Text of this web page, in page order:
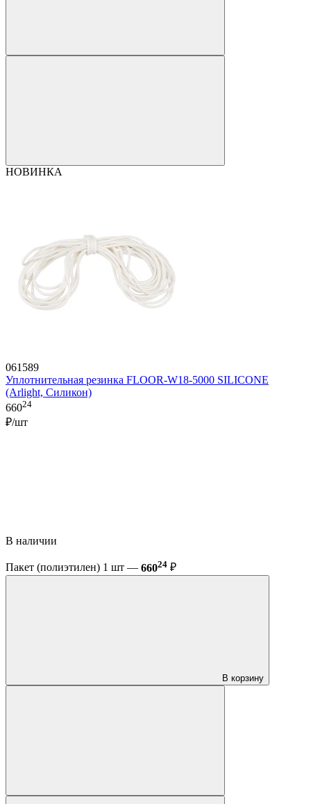
НОВИНКА
061589
Уплотнительная резинка FLOOR-W18-5000 SILICONE
(Arlight, Силикон)
66024
₽/шт
В наличии
Пакет (полиэтилен) 1 шт — 66024 ₽
В корзину